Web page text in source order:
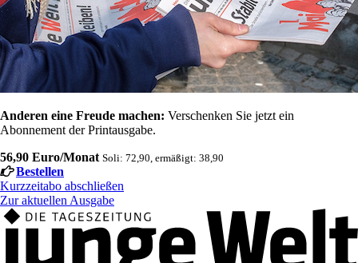
Anderen eine Freude machen: Verschenken Sie jetzt ein
Abonnement der Printausgabe.
56,90 Euro/Monat Soli: 72,90, ermäßigt: 38,90
Bestellen
Kurzzeitabo abschließen
Zur aktuellen Ausgabe